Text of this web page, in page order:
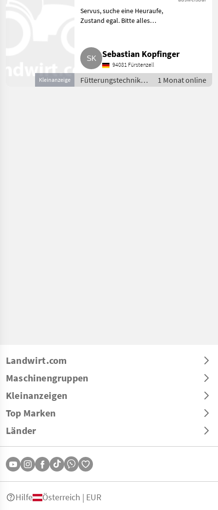
Kleinanzeige
Servus, suche eine Heuraufe,
Zustand egal. Bitte alles
Sebastian Kopfinger
94081 Fürstenzell
Fütterungstechnik /
Futterraufe
1 Monat online
Landwirt.com
Maschinengruppen
Kleinanzeigen
Top Marken
Länder
Hilfe Österreich | EUR